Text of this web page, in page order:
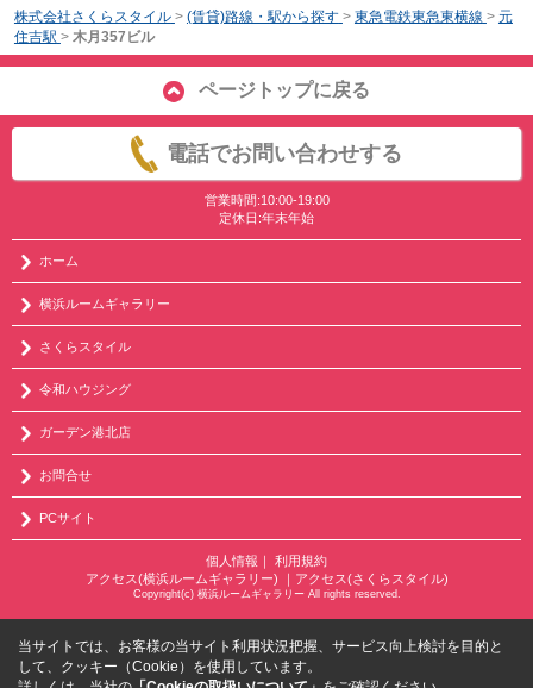
株式会社さくらスタイル > (賃貸)路線・駅から探す > 東急電鉄東急東横線 > 元
住吉駅 > 木月357ビル
ページトップに戻る
電話でお問い合わせする
営業時間:10:00-19:00
定休日:年末年始
ホーム
横浜ルームギャラリー
さくらスタイル
令和ハウジング
ガーデン港北店
お問合せ
PCサイト
個人情報
利用規約
アクセス(横浜ルームギャラリー)
アクセス(さくらスタイル)
Copyright(c) 横浜ルームギャラリー All rights reserved.
当サイトでは、お客様の当サイト利用状況把握、サービス向上検討を目的と
して、クッキー（Cookie）を使用しています。